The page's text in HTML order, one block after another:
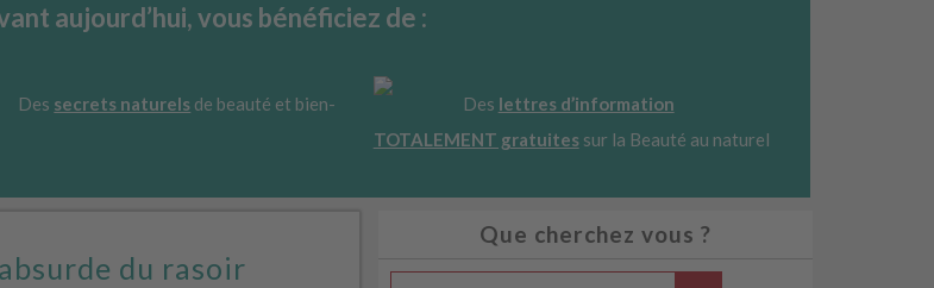
aujourd’hui, vous bénéficiez de :
Des secrets naturels de beauté et bien-
Des lettres d’information
TOTALEMENT gratuitessur la Beauté au naturel
du rasoir
Que cherchez vous ?